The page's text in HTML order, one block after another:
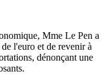
Mme Le Pen a
l'euro et de revenir à
dénonçant une